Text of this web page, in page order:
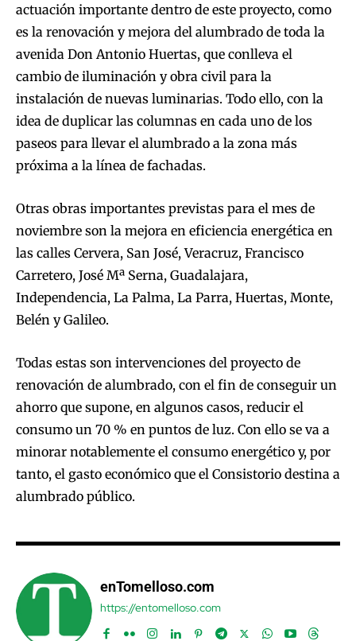
actuación importante dentro de este proyecto, como
es la renovación y mejora del alumbrado de toda la
avenida Don Antonio Huertas, que conlleva el
cambio de iluminación y obra civil para la
instalación de nuevas luminarias. Todo ello, con la
idea de duplicar las columnas en cada uno de los
paseos para llevar el alumbrado a la zona más
próxima a la línea de fachadas.
Otras obras importantes previstas para el mes de
noviembre son la mejora en eficiencia energética en
las calles Cervera, San José, Veracruz, Francisco
Carretero, José Mª Serna, Guadalajara,
Independencia, La Palma, La Parra, Huertas, Monte,
Belén y Galileo.
Todas estas son intervenciones del proyecto de
renovación de alumbrado, con el fin de conseguir un
ahorro que supone, en algunos casos, reducir el
consumo un 70 % en puntos de luz. Con ello se va a
minorar notablemente el consumo energético y, por
tanto, el gasto económico que el Consistorio destina a
alumbrado público.
enTomelloso.com
https://entomelloso.com